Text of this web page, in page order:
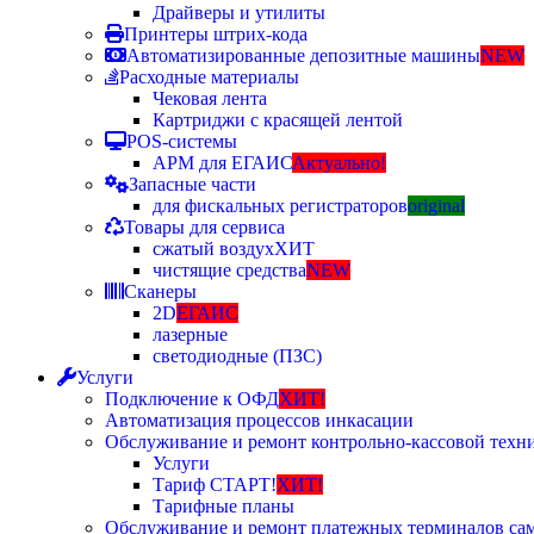
Драйверы и утилиты
Принтеры штрих-кода
Автоматизированные депозитные машиныNEW
Расходные материалы
Чековая лента
Картриджи с красящей лентой
POS-системы
АРМ для ЕГАИСАктуально!
Запасные части
для фискальных регистраторовoriginal
Товары для сервиса
сжатый воздухХИТ
чистящие средстваNEW
Сканеры
2DЕГАИС
лазерные
светодиодные (ПЗС)
Услуги
Подключение к ОФДХИТ!
Автоматизация процессов инкасации
Обслуживание и ремонт контрольно-кассовой
Услуги
Тариф СТАРТ!ХИТ!
Тарифные планы
Обслуживание и ремонт платежных терминалов